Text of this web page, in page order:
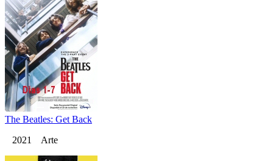
The Beatles: Get Back
2021 Arte